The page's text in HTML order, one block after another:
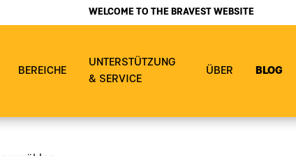
WELCOME TO THE BRAVEST WEBSITE
BEREICHE
UNTERSTÜTZUNG
& SERVICE
ÜBER BLOG